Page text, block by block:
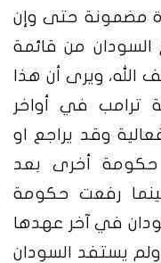
مضمونة حتى وإن
السودان من قائمة
الله، ويرى أن هذا
ترامب في أواخر
وقد يراجع او
حكومة أخرى بعد
رفعت حكومة
في آخر عهدها
ولم يستفد السودان